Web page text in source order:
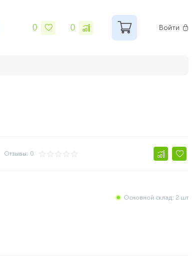
0 0 Войти
Отзывы: 0
Основной склад: 2 шт